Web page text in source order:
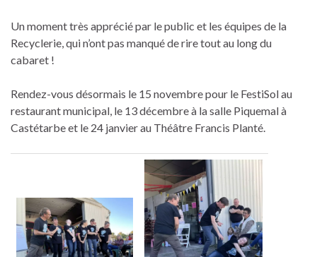
Un moment très apprécié par le public et les équipes de la
Recyclerie, qui n’ont pas manqué de rire tout au long du
cabaret !
Rendez-vous désormais le 15 novembre pour le FestiSol au
restaurant municipal, le 13 décembre à la salle Piquemal à
Castétarbe et le 24 janvier au Théâtre Francis Planté.